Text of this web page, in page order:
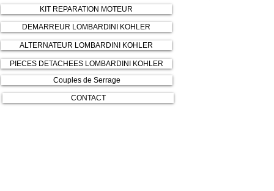
KIT REPARATION MOTEUR
DEMARREUR LOMBARDINI KOHLER
ALTERNATEUR LOMBARDINI KOHLER
PIECES DETACHEES LOMBARDINI KOHLER
Couples de Serrage
CONTACT